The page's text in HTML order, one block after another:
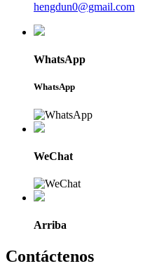
hengdun0@gmail.com
WhatsApp
WhatsApp
WeChat
Arriba
Contáctenos